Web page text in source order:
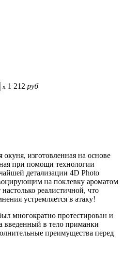
x 1 212 руб
изготовленная на основе
при помощи технологии
детализации 4D Photo
на поклевку ароматом
реалистичной, что
устремляется в атаку!
многократно протестирован и
введенный в тело приманки
преимущества перед